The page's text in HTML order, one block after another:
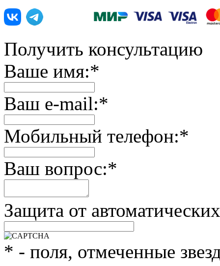
Получить консультацию
Ваше имя:*
Ваш e-mail:*
Мобильный телефон:*
Ваш вопрос:*
Защита от
* - поля, отмеченные